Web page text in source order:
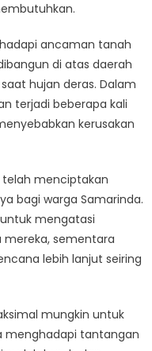
ancaman tanah
di atas daerah
hujan deras. Dalam
terjadi beberapa kali
kerusakan
telah menciptakan
bagi warga Samarinda.
mengatasi
sementara
lebih lanjut seiring
mungkin untuk
menghadapi tantangan